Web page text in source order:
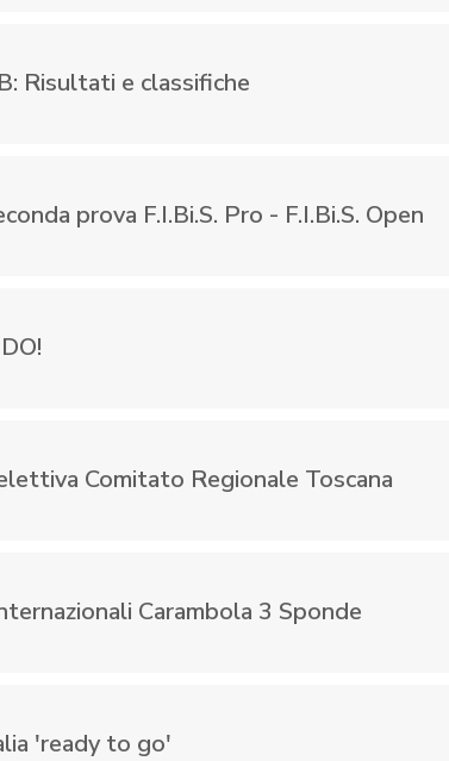
Risultati e classifiche
prova F.I.Bi.S. Pro - F.I.Bi.S. Open
Comitato Regionale Toscana
Carambola 3 Sponde
'ready to go'